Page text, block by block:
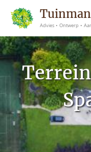
Advies • Ontwerp •